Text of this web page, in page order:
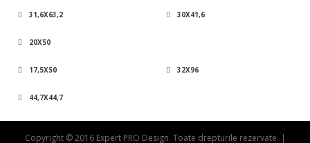
31,6X63,2 30X41,6
20X50
17,5X50 32X96
44,7X44,7
Copyright © 2016 Expert PRO Design. Toate drepturile rezervate. |